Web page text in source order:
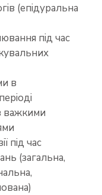
(епідуральна
під час
в
важкими
під час
(загальна,